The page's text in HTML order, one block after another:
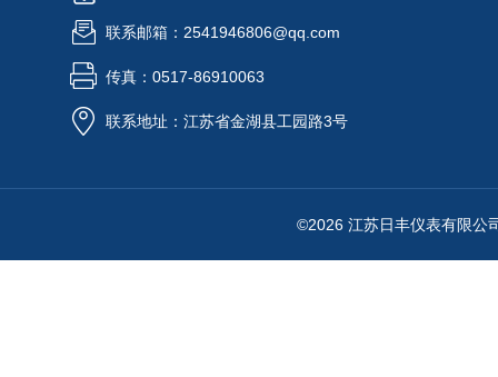
联系邮箱：2541946806@qq.com
传真：0517-86910063
联系地址：江苏省金湖县工园路3号
©2026 江苏日丰仪表有限公